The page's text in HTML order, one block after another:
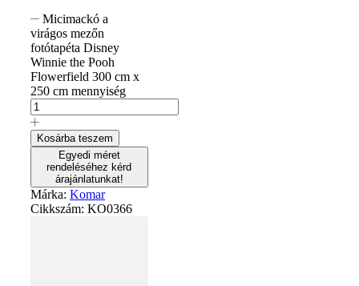
Micimackó a
virágos mezőn
fotótapéta Disney
Winnie the Pooh
Flowerfield 300 cm x
250 cm mennyiség
Kosárba teszem
Egyedi méret
rendeléséhez kérd
árajánlatunkat!
Márka: Komar
Cikkszám: KO0366